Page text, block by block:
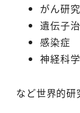
がん研究
遺伝子
感染症
神経科学
など世界的研